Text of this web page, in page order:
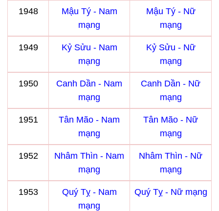
1948
Mậu Tý - Nam
mạng
Mậu Tý - Nữ
mạng
1949
Kỷ Sửu - Nam
mạng
Kỷ Sửu - Nữ
mạng
1950
Canh Dần - Nam
mạng
Canh Dần - Nữ
mạng
1951
Tân Mão - Nam
mạng
Tân Mão - Nữ
mạng
1952
Nhâm Thìn - Nam
mạng
Nhâm Thìn - Nữ
mạng
1953
Quý Tỵ - Nam
mạng
Quý Tỵ - Nữ mạng